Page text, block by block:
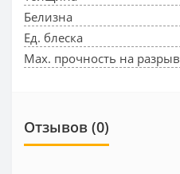
Белизна
Ед. блеска
Max. прочность на разрыв
Отзывов (0)